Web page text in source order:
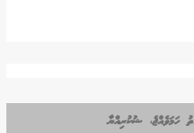
ހަމަވެއްޖެ، ޝުކުރިއްޔާ